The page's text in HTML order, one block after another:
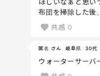
布団を掃除した後
共感 0
匿名 さん 岐阜県 30代
ウォーターサーバ